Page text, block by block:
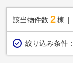
該当物件数 2棟
絞り込み条件：